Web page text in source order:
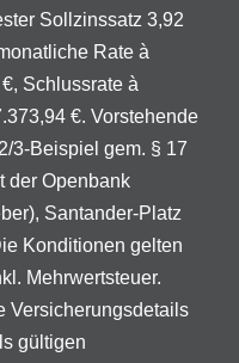
Sollzinssatz 3,92
Rate à
Schlussrate à
€. Vorstehende
3-Beispiel gem. § 17
der Openbank
Santander-Platz
Konditionen gelten
Mehrwertsteuer.
Versicherungsdetails
gültigen